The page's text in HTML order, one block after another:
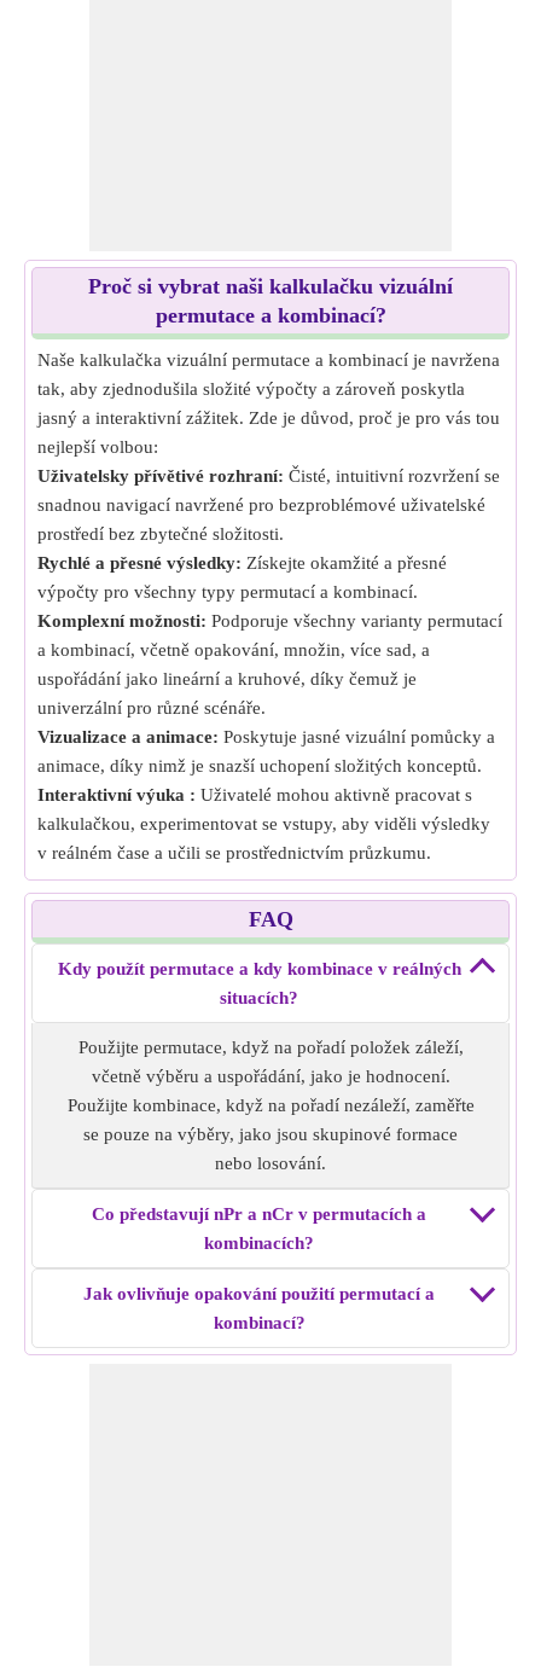
Proč si vybrat naši kalkulačku vizuální
permutace a kombinací?
Naše kalkulačka vizuální permutace a kombinací je navržena
tak, aby zjednodušila složité výpočty a zároveň poskytla
jasný a interaktivní zážitek. Zde je důvod, proč je pro vás tou
nejlepší volbou:
Uživatelsky přívětivé rozhraní: Čisté, intuitivní rozvržení se
snadnou navigací navržené pro bezproblémové uživatelské
prostředí bez zbytečné složitosti.
Rychlé a přesné výsledky: Získejte okamžité a přesné
výpočty pro všechny typy permutací a kombinací.
Komplexní možnosti: Podporuje všechny varianty permutací
a kombinací, včetně opakování, množin, více sad, a
uspořádání jako lineární a kruhové, díky čemuž je
univerzální pro různé scénáře.
Vizualizace a animace: Poskytuje jasné vizuální pomůcky a
animace, díky nimž je snazší uchopení složitých konceptů.
Interaktivní výuka : Uživatelé mohou aktivně pracovat s
kalkulačkou, experimentovat se vstupy, aby viděli výsledky
v reálném čase a učili se prostřednictvím průzkumu.
FAQ
Kdy použít permutace a kdy kombinace v reálných
situacích?
Použijte permutace, když na pořadí položek záleží,
včetně výběru a uspořádání, jako je hodnocení.
Použijte kombinace, když na pořadí nezáleží, zaměřte
se pouze na výběry, jako jsou skupinové formace
nebo losování.
Co představují nPr a nCr v permutacích a
kombinacích?
Jak ovlivňuje opakování použití permutací a
kombinací?